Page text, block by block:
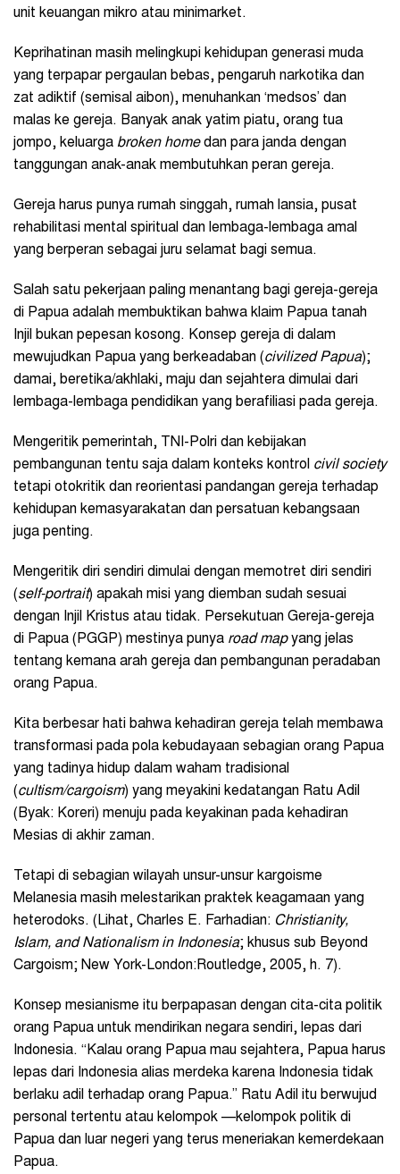
unit keuangan mikro atau minimarket.
Keprihatinan masih melingkupi kehidupan generasi muda
yang terpapar pergaulan bebas, pengaruh narkotika dan
zat adiktif (semisal aibon), menuhankan ‘medsos’ dan
malas ke gereja. Banyak anak yatim piatu, orang tua
jompo, keluarga broken homedan para janda dengan
tanggungan anak-anak membutuhkan peran gereja.
Gereja harus punya rumah singgah, rumah lansia, pusat
rehabilitasi mental spiritual dan lembaga-lembaga amal
yang berperan sebagai juru selamat bagi semua.
Salah satu pekerjaan paling menantang bagi gereja-gereja
di Papua adalah membuktikan bahwa klaim Papua tanah
Injil bukan pepesan kosong. Konsep gereja di dalam
mewujudkan Papua yang berkeadaban (civilized Papua);
damai, beretika/akhlaki, maju dan sejahtera dimulai dari
lembaga-lembaga pendidikan yang berafiliasi pada gereja.
Mengeritik pemerintah, TNI-Polri dan kebijakan
pembangunan tentu saja dalam konteks kontrol civil society
tetapi otokritik dan reorientasi pandangan gereja terhadap
kehidupan kemasyarakatan dan persatuan kebangsaan
juga penting.
Mengeritik diri sendiri dimulai dengan memotret diri sendiri
(self-portrait) apakah misi yang diemban sudah sesuai
dengan Injil Kristus atau tidak. Persekutuan Gereja-gereja
di Papua (PGGP) mestinya punya road mapyang jelas
tentang kemana arah gereja dan pembangunan peradaban
orang Papua.
Kita berbesar hati bahwa kehadiran gereja telah membawa
transformasi pada pola kebudayaan sebagian orang Papua
yang tadinya hidup dalam waham tradisional
(cultism/cargoism) yang meyakini kedatangan Ratu Adil
(Byak: Koreri) menuju pada keyakinan pada kehadiran
Mesias di akhir zaman.
Tetapi di sebagian wilayah unsur-unsur kargoisme
Melanesia masih melestarikan praktek keagamaan yang
heterodoks. (Lihat, Charles E. Farhadian: Christianity,
Islam, and Nationalism in Indonesia; khusus sub Beyond
Cargoism; New York-London:Routledge, 2005, h. 7).
Konsep mesianisme itu berpapasan dengan cita-cita politik
orang Papua untuk mendirikan negara sendiri, lepas dari
Indonesia. “Kalau orang Papua mau sejahtera, Papua harus
lepas dari Indonesia alias merdeka karena Indonesia tidak
berlaku adil terhadap orang Papua.” Ratu Adil itu berwujud
personal tertentu atau kelompok —kelompok politik di
Papua dan luar negeri yang terus meneriakan kemerdekaan
Papua.